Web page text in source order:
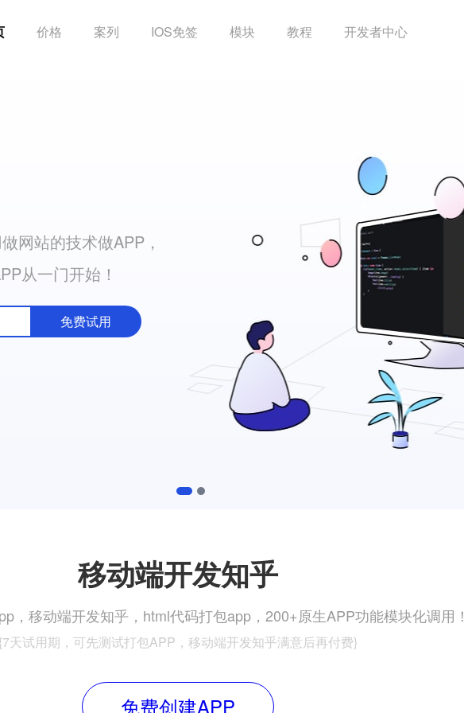
价格 案列 IOS免签 模块 教程 开发者中心
网站的技术做APP，
从一门开始！
免费试用
1 2
移动端开发知乎
，移动端开发知乎，html代码打包app，200+原生APP功能模块化调用！
{7天试用期，可先测试打包APP，移动端开发知乎满意后再付费}
免费创建APP